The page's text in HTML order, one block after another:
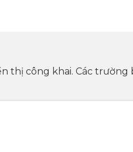
thị công khai. Các trường